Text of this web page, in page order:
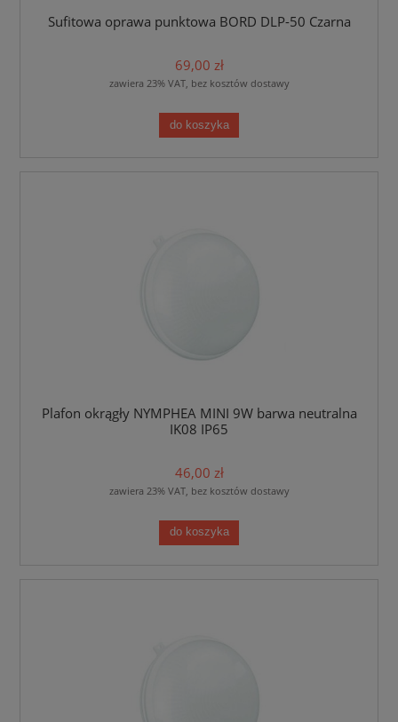
Sufitowa oprawa punktowa BORD DLP-50 Czarna
69,00 zł
zawiera 23% VAT, bez kosztów dostawy
do koszyka
Plafon okrągły NYMPHEA MINI 9W barwa neutralna
IK08 IP65
46,00 zł
zawiera 23% VAT, bez kosztów dostawy
do koszyka